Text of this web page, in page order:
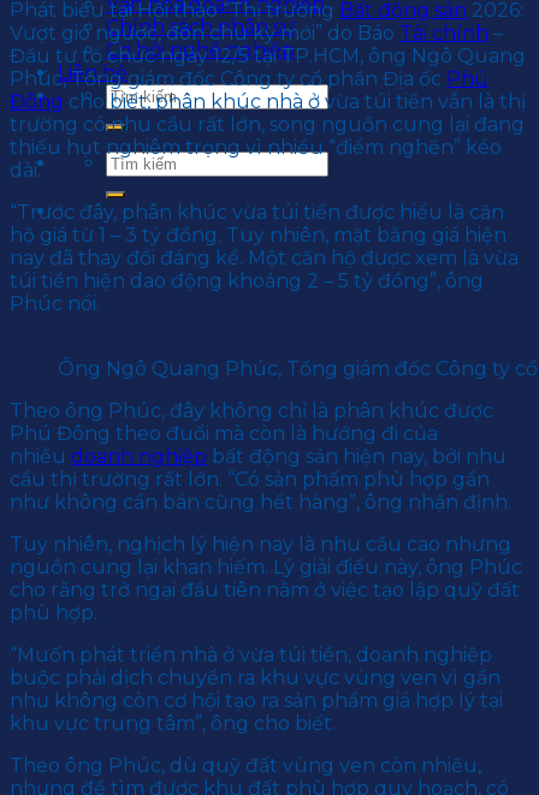
Chính sách nhân sự
Cơ hội nghề nghiệp
Liên hệ
Phát biểu tại Hội thảo “Thị trường Bất động sản 2026:
Vượt gió ngược, đón chu kỳ mới” do Báo Tài chính –
Đầu tư tổ chức ngày 12/5 tại TP.HCM, ông Ngô Quang
Phúc, Tổng giám đốc Công ty cổ phần Địa ốc Phú
Đông cho biết, phân khúc nhà ở vừa túi tiền vẫn là thị
trường có nhu cầu rất lớn, song nguồn cung lại đang
thiếu hụt nghiêm trọng vì nhiều “điểm nghẽn” kéo
dài.
“Trước đây, phân khúc vừa túi tiền được hiểu là căn
hộ giá từ 1 – 3 tỷ đồng. Tuy nhiên, mặt bằng giá hiện
nay đã thay đổi đáng kể. Một căn hộ được xem là vừa
túi tiền hiện dao động khoảng 2 – 5 tỷ đồng”, ông
Phúc nói.
Ông Ngô Quang Phúc, Tổng giám đốc Công ty
Theo ông Phúc, đây không chỉ là phân khúc được
Phú Đông theo đuổi mà còn là hướng đi của
nhiều doanh nghiệp bất động sản hiện nay, bởi nhu
cầu thị trường rất lớn. “Có sản phẩm phù hợp gần
như không cần bán cũng hết hàng”, ông nhận định.
Tuy nhiên, nghịch lý hiện nay là nhu cầu cao nhưng
nguồn cung lại khan hiếm. Lý giải điều này, ông Phúc
cho rằng trở ngại đầu tiên nằm ở việc tạo lập quỹ đất
phù hợp.
“Muốn phát triển nhà ở vừa túi tiền, doanh nghiệp
buộc phải dịch chuyển ra khu vực vùng ven vì gần
như không còn cơ hội tạo ra sản phẩm giá hợp lý tại
khu vực trung tâm”, ông cho biết.
Theo ông Phúc, dù quỹ đất vùng ven còn nhiều,
nhưng để tìm được khu đất phù hợp quy hoạch, có